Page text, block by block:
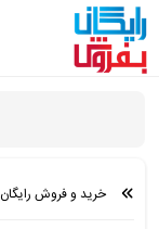
خرید و فروش رایگان